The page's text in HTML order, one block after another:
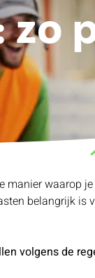
manier waarop
belangrijk is
volgens de